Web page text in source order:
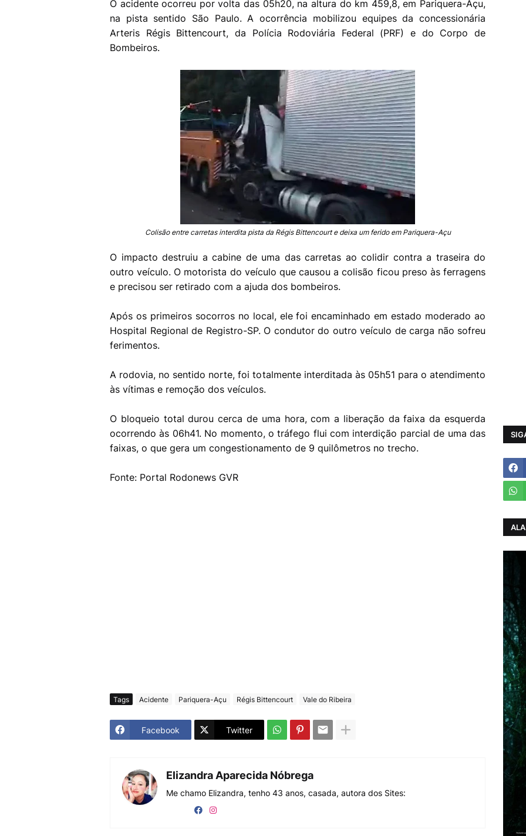
O acidente ocorreu por volta das 05h20, na altura do km 459,8, em Pariquera-Açu,
na pista sentido São Paulo. A ocorrência mobilizou equipes da concessionária
Arteris Régis Bittencourt, da Polícia Rodoviária Federal (PRF) e do Corpo de
Bombeiros.
Colisão entre carretas interdita pista da Régis Bittencourt e deixa um ferido em Pariquera-Açu
O impacto destruiu a cabine de uma das carretas ao colidir contra a traseira do
outro veículo. O motorista do veículo que causou a colisão ficou preso às ferragens
e precisou ser retirado com a ajuda dos bombeiros.
Após os primeiros socorros no local, ele foi encaminhado em estado moderado ao
Hospital Regional de Registro-SP. O condutor do outro veículo de carga não sofreu
ferimentos.
A rodovia, no sentido norte, foi totalmente interditada às 05h51 para o atendimento
às vítimas e remoção dos veículos.
O bloqueio total durou cerca de uma hora, com a liberação da faixa da esquerda
ocorrendo às 06h41. No momento, o tráfego flui com interdição parcial de uma das
faixas, o que gera um congestionamento de 9 quilômetros no trecho.
Fonte: Portal Rodonews GVR
Tags Acidente Pariquera-Açu Régis Bittencourt Vale do Ribeira
Facebook Twitter
Elizandra Aparecida Nóbrega
Me chamo Elizandra, tenho 43 anos, casada, autora dos Sites: